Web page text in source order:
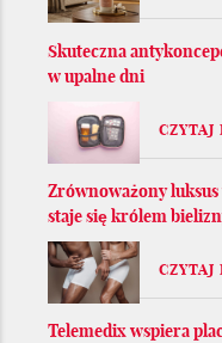
Skuteczna
w upalne dni
CZYTAJ
Zrównoważony
staje się królem
CZYTAJ
Telemedix wspiera